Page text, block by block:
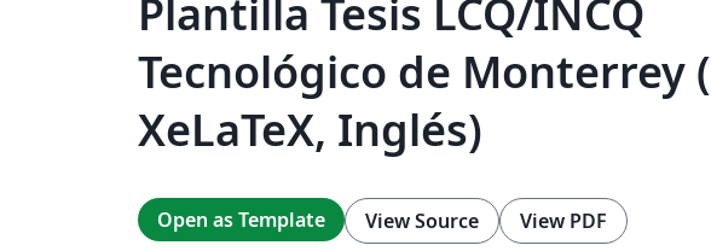
Plantilla Tesis LCQ/INCQ
Tecnológico de Monterrey (
XeLaTeX, Inglés)
Open as Template View Source View PDF